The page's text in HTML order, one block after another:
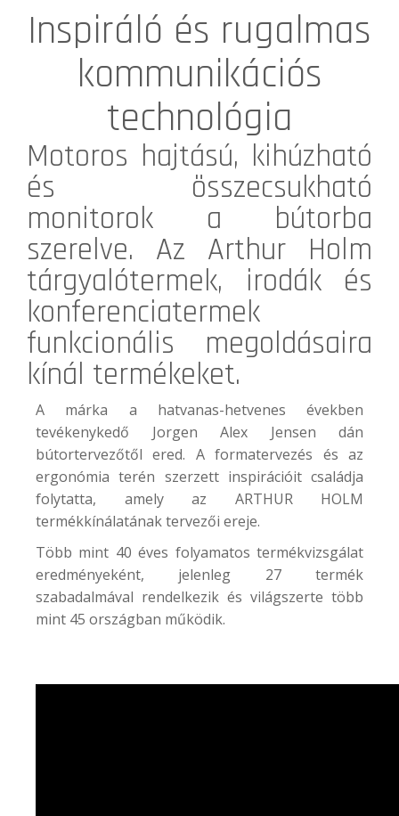
Inspiráló és rugalmas
kommunikációs
technológia
Motoros hajtású, kihúzható
és összecsukható
monitorok a bútorba
szerelve. Az Arthur Holm
tárgyalótermek, irodák és
konferenciatermek
funkcionális megoldásaira
kínál termékeket.
A márka a hatvanas-hetvenes években
tevékenykedő Jorgen Alex Jensen dán
bútortervezőtől ered. A formatervezés és az
ergonómia terén szerzett inspirációit családja
folytatta, amely az ARTHUR HOLM
termékkínálatának tervezői ereje.
Több mint 40 éves folyamatos termékvizsgálat
eredményeként, jelenleg 27 termék
szabadalmával rendelkezik és világszerte több
mint 45 országban működik.